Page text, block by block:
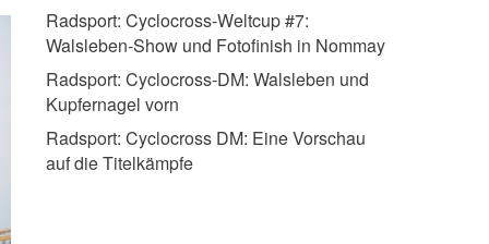
Radsport: Cyclocross-Weltcup #7:
Walsleben-Show und Fotofinish in Nommay
Radsport: Cyclocross-DM: Walsleben und
Kupfernagel vorn
Radsport: Cyclocross DM: Eine Vorschau
auf die Titelkämpfe